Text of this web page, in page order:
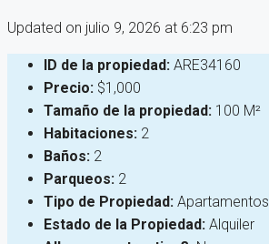
Updated on julio 9, 2026 at 6:23 pm
ID de la propiedad: ARE34160
Precio: $1,000
Tamaño de la propiedad: 100 M²
Habitaciones: 2
Baños: 2
Parqueos: 2
Tipo de Propiedad: Apartamentos
Estado de la Propiedad: Alquiler